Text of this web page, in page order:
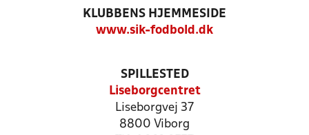
KLUBBENS HJEMMESIDE
www.sik-fodbold.dk
SPILLESTED
Liseborgcentret
Liseborgvej 37
8800 Viborg